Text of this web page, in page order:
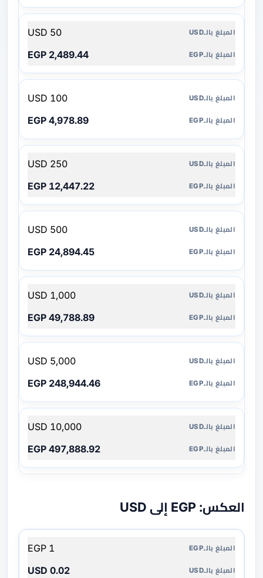
50 USD
2,489.44 EGP
100 USD
4,978.89 EGP
250 USD
12,447.22 EGP
500 USD
24,894.45 EGP
1,000 USD
49,788.89 EGP
5,000 USD
248,944.46 EGP
10,000 USD
497,888.92 EGP
العكس: EGP إلى USD
بالـEGP
المبلغ
1 EGP
0.02 USD